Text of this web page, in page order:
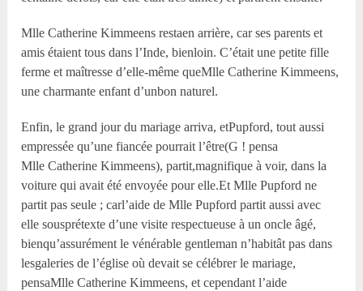
Mlle Catherine Kimmeens restaen arrière, car ses parents et
amis étaient tous dans l’Inde, bienloin. C’était une petite fille
ferme et maîtresse d’elle-même queMlle Catherine Kimmeens,
une charmante enfant d’unbon naturel.
Enfin, le grand jour du mariage arriva, etPupford, tout aussi
empressée qu’une fiancée pourrait l’être(G ! pensa
Mlle Catherine Kimmeens), partit,magnifique à voir, dans la
voiture qui avait été envoyée pour elle.Et Mlle Pupford ne
partit pas seule ; carl’aide de Mlle Pupford partit aussi avec
elle sousprétexte d’une visite respectueuse à un oncle âgé,
bienqu’assurément le vénérable gentleman n’habitât pas dans
lesgaleries de l’église où devait se célébrer le mariage,
pensaMlle Catherine Kimmeens, et cependant l’aide